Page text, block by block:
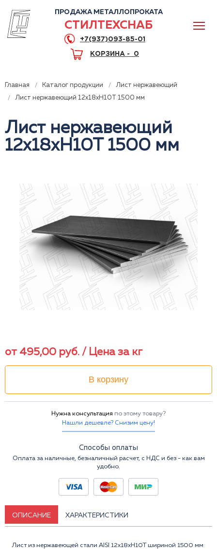
ПРОДАЖА МЕТАЛЛОПРОКАТА
СТИЛТЕХСНАБ
+7(937)093-85-01
КОРЗИНА - 0
Главная Каталог продукции
Лист нержавеющий
Лист нержавеющий 12x18xH10T 1500 мм
Лист нержавеющий
12x18xH10T 1500 мм
от 495,00 руб. / Цена за кг
В корзину
Нужна консультация по этому товару?
Нашли дешевле? Снизим цену!
Способы оплаты
Оплата за наличные, безналичный расчет, с НДС и без - как вам
удобно.
ОПИСАНИЕ ХАРАКТЕРИСТИКИ
Лист из нержавеющей стали AISI 12x18xH10T шириной 1500 мм